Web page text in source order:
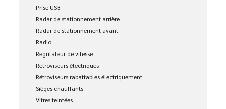
Prise USB
Radar de stationnement arrière
Radar de stationnement avant
Radio
Régulateur de vitesse
Rétroviseurs électriques
Rétroviseurs rabattables électriquement
Sièges chauffants
Vitres teintées